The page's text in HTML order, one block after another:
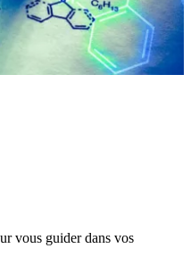
vous guider dans vos